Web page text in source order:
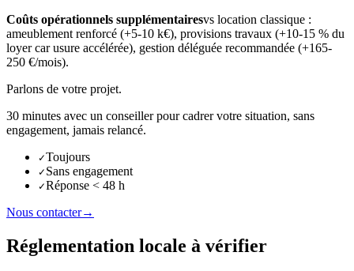
Coûts opérationnels supplémentairesvs location classique :
ameublement renforcé (+5-10 k€), provisions travaux (+10-15 % du
loyer car usure accélérée), gestion déléguée recommandée (+165-
250 €/mois).
Parlons de votre projet.
30 minutes avec un conseiller pour cadrer votre situation, sans
engagement, jamais relancé.
✓Toujours
✓ Sans engagement
✓Réponse < 48 h
Nous contacter→
Réglementation locale à vérifier